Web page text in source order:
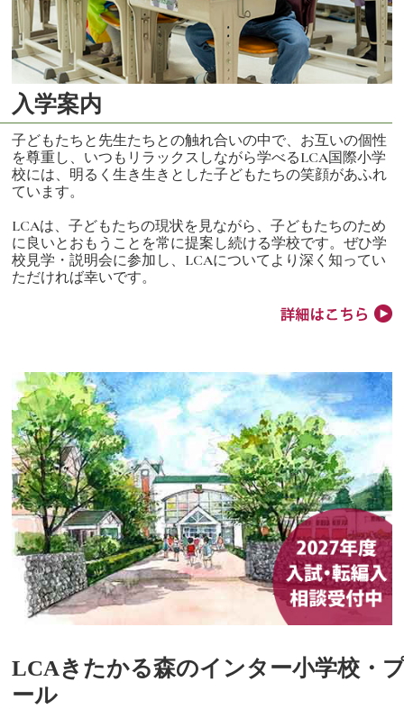
入学案内
子どもたちと先生たちとの触れ合いの中で、お互いの個性
を尊重し、いつもリラックスしながら学べるLCA国際小学
校には、明るく生き生きとした子どもたちの笑顔があふれ
ています。
LCAは、子どもたちの現状を見ながら、子どもたちのため
に良いとおもうことを常に提案し続ける学校です。ぜひ学
校見学・説明会に参加し、LCAについてより深く知ってい
ただければ幸いです。
LCAきたかる森のインター小学校・
ール